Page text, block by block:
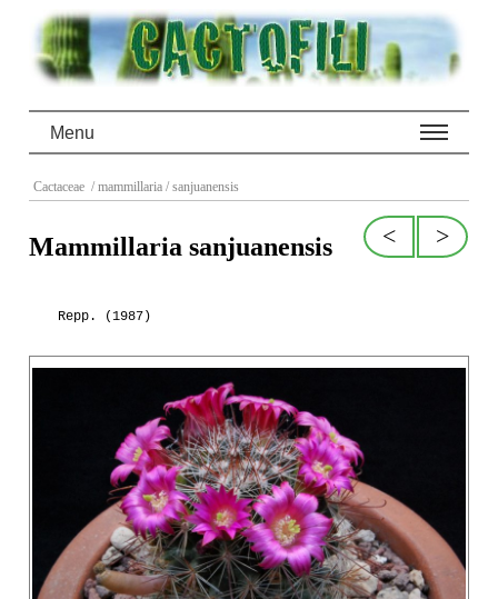
Menu
Cactaceae / mammillaria / sanjuanensis
>
<
Mammillaria sanjuanensis
Repp. (1987)